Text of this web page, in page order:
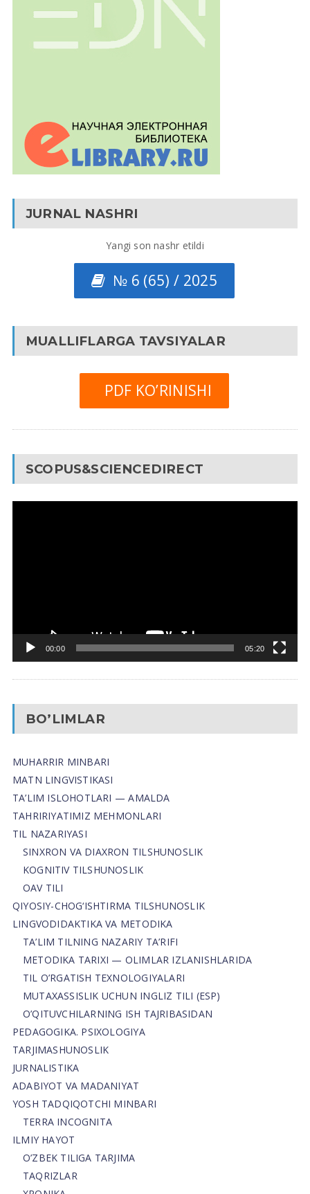
JURNAL NASHRI
Yangi son nashr etildi
№ 6 (65) / 2025
MUALLIFLARGA TAVSIYALAR
PDF KO’RINISHI
SCOPUS&SCIENCEDIRECT
00:00 05:20
BO’LIMLAR
MUHARRIR MINBARI
MATN LINGVISTIKASI
TA’LIM ISLOHOTLARI — AMALDA
TAHRIRIYATIMIZ MEHMONLARI
TIL NAZARIYASI
SINXRON VA DIAXRON TILSHUNOSLIK
KOGNITIV TILSHUNOSLIK
OAV TILI
QIYOSIY-CHOG‘ISHTIRMA TILSHUNOSLIK
LINGVODIDAKTIKA VA METODIKA
TA’LIM TILNING NAZARIY TA’RIFI
METODIKA TARIXI — OLIMLAR IZLANISHLARIDA
TIL O’RGATISH TEXNOLOGIYALARI
MUTAXASSISLIK UCHUN INGLIZ TILI (ESP)
O’QITUVCHILARNING ISH TAJRIBASIDAN
PEDAGOGIKA. PSIXOLOGIYA
TARJIMASHUNOSLIK
JURNALISTIKA
ADABIYOT VA MADANIYAT
YOSH TADQIQOTCHI MINBARI
TERRA INCOGNITA
ILMIY HAYOT
O’ZBEK TILIGA TARJIMA
TAQRIZLAR